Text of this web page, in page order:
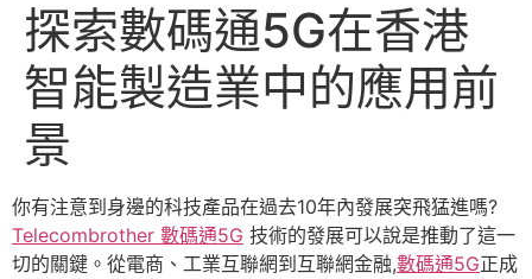
探索數碼通5G在香港
智能製造業中的應用前
景
你有注意到身邊的科技產品在過去10年內發展突飛猛進嗎?
Telecombrother 數碼通5G 技術的發展可以說是推動了這一
切的關鍵。從電商、工業互聯網到互聯網金融,數碼通5G正成